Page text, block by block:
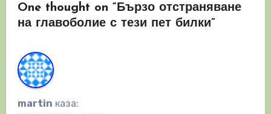
One thought on “Бързо отстраняване
на главоболие с тези пет билки”
martin каза: